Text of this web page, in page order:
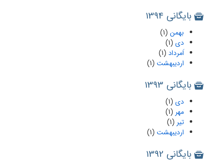
بایگانی 1394
بهمن (1)
دی (1)
اَمرداد (1)
اردیبهشت (1)
بایگانی 1393
دی (1)
مهر (1)
تیر (1)
اردیبهشت (1)
بایگانی 1392